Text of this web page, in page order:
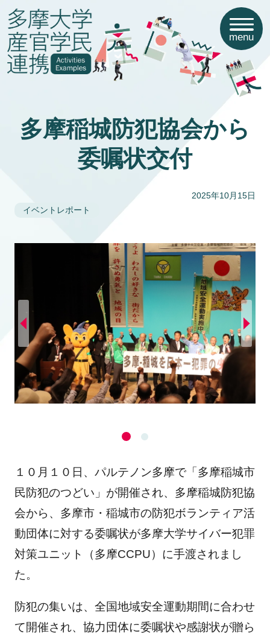
menu
多摩稲城防犯協会から
委嘱状交付
2025年10月15日
イベントレポート
１０月１０日、パルテノン多摩で「多摩稲城市
民防犯のつどい」が開催され、多摩稲城防犯協
会から、多摩市・稲城市の防犯ボランティア活
動団体に対する委嘱状が多摩大学サイバー犯罪
対策ユニット（多摩CCPU）に手渡されまし
た。
防犯の集いは、全国地域安全運動期間に合わせ
て開催され、協力団体に委嘱状や感謝状が贈ら